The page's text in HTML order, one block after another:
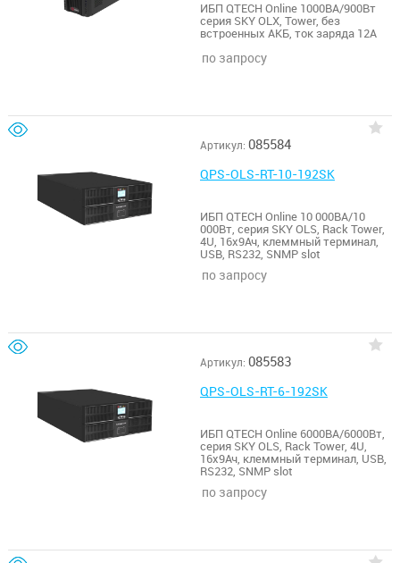
ИБП QTECH Online 1000ВА/900Вт
серия SKY OLX, Tower, без
встроенных АКБ, ток заряда 12А
по запросу
Артикул: 085584
QPS-OLS-RT-10-192SK
ИБП QTECH Online 10 000ВА/10
000Вт, серия SKY OLS, Rack Tower,
4U, 16х9Ач, клеммный терминал,
USB, RS232, SNMP slot
по запросу
Артикул: 085583
QPS-OLS-RT-6-192SK
ИБП QTECH Online 6000ВА/6000Вт,
серия SKY OLS, Rack Tower, 4U,
16х9Ач, клеммный терминал, USB,
RS232, SNMP slot
по запросу